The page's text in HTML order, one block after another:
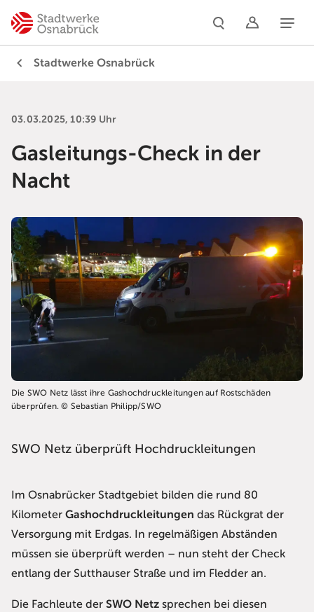
Stadtwerke Osnabrück
03.03.2025, 10:39 Uhr
Gasleitungs-Check in der
Nacht
Die SWO Netz lässt ihre Gashochdruckleitungen auf Rostschäden
überprüfen. © Sebastian Philipp/SWO
SWO Netz überprüft Hochdruckleitungen
Im Osnabrücker Stadtgebiet bilden die rund 80
Kilometer Gashochdruckleitungen das Rückgrat der
Versorgung mit Erdgas. In regelmäßigen Abständen
müssen sie überprüft werden – nun steht der Check
entlang der Sutthauser Straße und im Fledder an.
Die Fachleute der SWO Netz sprechen bei diesen